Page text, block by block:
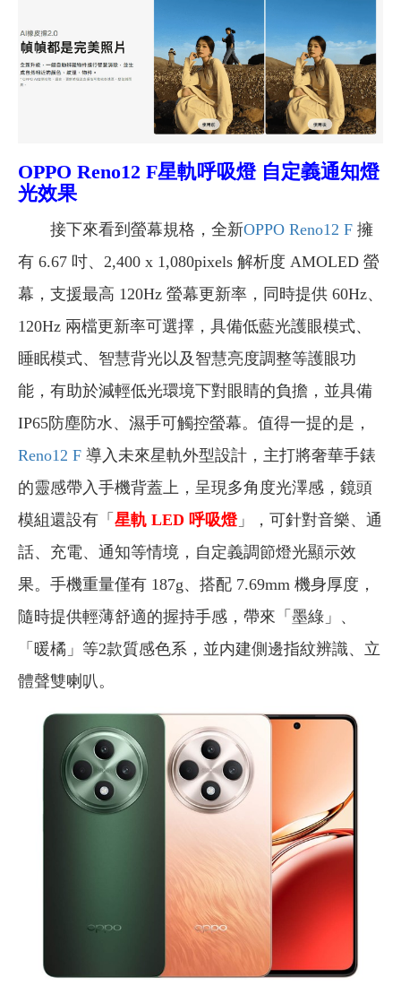
OPPO Reno12 F星軌呼吸燈 自定義通知燈
光效果
接下來看到螢幕規格，全新OPPO Reno12 F 擁
有 6.67 吋、2,400 x 1,080pixels 解析度 AMOLED 螢
幕，支援最高 120Hz 螢幕更新率，同時提供 60Hz、
120Hz 兩檔更新率可選擇，具備低藍光護眼模式、
睡眠模式、智慧背光以及智慧亮度調整等護眼功
能，有助於減輕低光環境下對眼睛的負擔，並具備
IP65防塵防水、濕手可觸控螢幕。值得一提的是，
Reno12 F 導入未來星軌外型設計，主打將奢華手錶
的靈感帶入手機背蓋上，呈現多角度光澤感，鏡頭
模組還設有「 星軌 LED 呼吸燈」，可針對音樂、通
話、充電、通知等情境，自定義調節燈光顯示效
果。手機重量僅有 187g、搭配 7.69mm 機身厚度，
隨時提供輕薄舒適的握持手感，帶來「墨綠」、
「暖橘」等2款質感色系，並内建側邊指紋辨識、立
體聲雙喇叭。